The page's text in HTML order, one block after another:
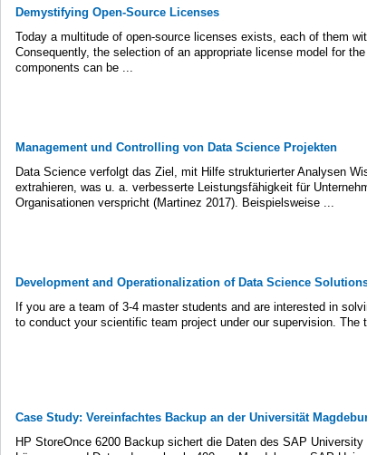
Demystifying Open-Source Licenses
Today a multitude of open-source licenses exists, each of them
Consequently, the selection of an appropriate license model for
components can be ...
Management und Controlling von Data Science Projekten
Data Science verfolgt das Ziel, mit Hilfe strukturierter Analysen
extrahieren, was u. a. verbesserte Leistungsfähigkeit für
Organisationen verspricht (Martinez 2017). Beispielsweise ...
Development and Operationalization of Data Science
If you are a team of 3-4 master students and are interested in
to conduct your scientific team project under our supervision.
Case Study: Vereinfachtes Backup an der Universität
HP StoreOnce 6200 Backup sichert die Daten des SAP